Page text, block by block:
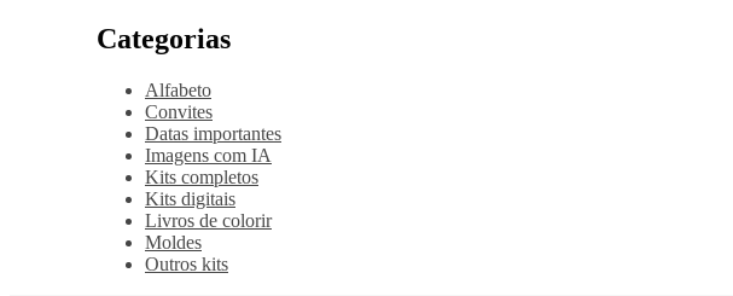
Categorias
Alfabeto
Convites
Datas importantes
Imagens com IA
Kits completos
Kits digitais
Livros de colorir
Moldes
Outros kits